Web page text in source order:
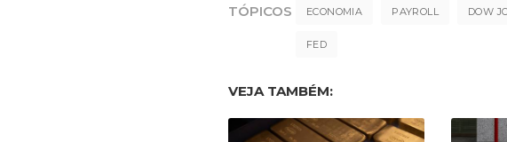
TÓPICOS ECONOMIA PAYROLL DOW
FED
VEJA TAMBÉM: